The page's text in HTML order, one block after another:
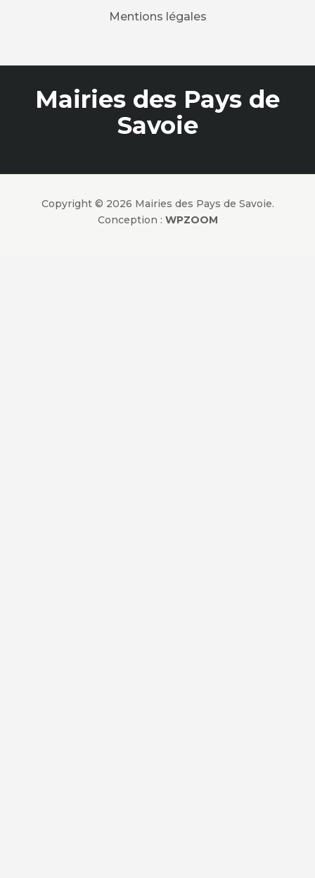
Mentions légales
Mairies des Pays de
Savoie
Copyright © 2026 Mairies des Pays de Savoie.
Conception : WPZOOM